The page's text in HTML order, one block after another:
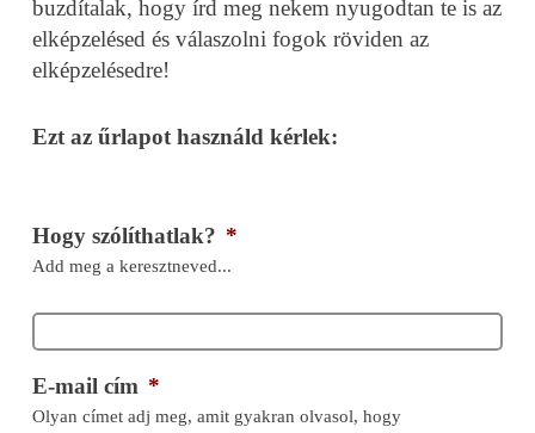
buzdítalak, hogy írd meg nekem nyugodtan te is az
elképzelésed és válaszolni fogok röviden az
elképzelésedre!
Ezt az űrlapot használd kérlek:
Hogy szólíthatlak? *
Add meg a keresztneved...
E-mail cím *
Olyan címet adj meg, amit gyakran olvasol, hogy